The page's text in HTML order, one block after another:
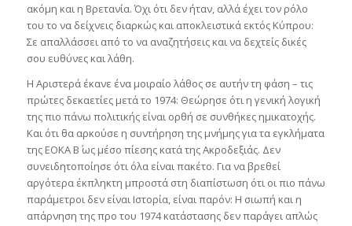
ακόμη και η Βρετανία. Όχι ότι δεν ήταν, αλλά έχει τον ρόλο
του το να δείχνεις διαρκώς και αποκλειστικά εκτός Κύπρου:
Σε απαλλάσσει από το να αναζητήσεις και να δεχτείς δικές
σου ευθύνες και λάθη.
Η Αριστερά έκανε ένα μοιραίο λάθος σε αυτήν τη φάση – τις
πρώτες δεκαετίες μετά το 1974: Θεώρησε ότι η γενική λογική
της πιο πάνω πολιτικής είναι ορθή σε συνθήκες ημικατοχής.
Και ότι θα αρκούσε η συντήρηση της μνήμης για τα εγκλήματα
της ΕΟΚΑ Β΄ ως μέσο πίεσης κατά της Ακροδεξιάς. Δεν
συνειδητοποίησε ότι όλα είναι πακέτο. Για να βρεθεί
αργότερα έκπληκτη μπροστά στη διαπίστωση ότι οι πιο πάνω
παράμετροι δεν είναι Ιστορία, είναι παρόν: Η σιωπή και η
απάρνηση της προ του 1974 κατάστασης δεν παράγει απλώς